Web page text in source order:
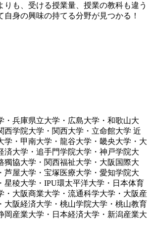
りも、受ける授業量、授業の教科も違う
自身の興味の持てる分野が見つかる！
・兵庫県立大学・広島大学・和歌山大
西学院大学・関西大学・立命館大学 近
学・甲南大学・龍谷大学・畿央大学・大
済大学・追手門学院大学・神戸学院大
獨協大学・関西福祉大学・大阪国際大
芦屋大学・宝塚医療大学・愛知学院大
星稜大学・IPU環太平洋大学・日本体育
・大阪商業大学・流通科学大学・大阪産
大阪経済大学・桃山学院大学・桃山教育
岡産業大学・日本経済大学・新潟産業大